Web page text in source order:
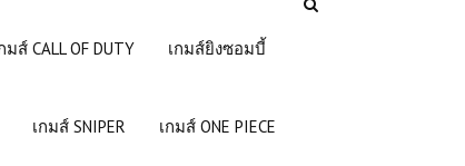
มส์ CALL OF DUTY เกมส์ยิงซอมบี้
เกมส์ SNIPER เกมส์ ONE PIECE